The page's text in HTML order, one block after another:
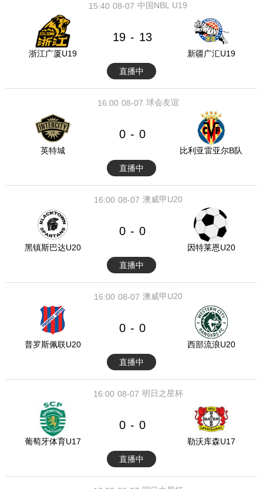
08-07
15:40 中国NBL U19
浙江广厦U19
19 - 13
新疆广汇U19
直播中
08-07
16:00 球会友谊
英特城
0 - 0
比利亚雷亚尔B队
直播中
08-07
16:00 澳威甲U20
黑镇斯巴达U20
0 - 0
因特莱恩U20
直播中
08-07
16:00 澳威甲U20
普罗斯佩联U20
0 - 0
西部流浪U20
直播中
08-07
16:00 明日之星杯
葡萄牙体育U17
0 - 0
勒沃库森U17
直播中